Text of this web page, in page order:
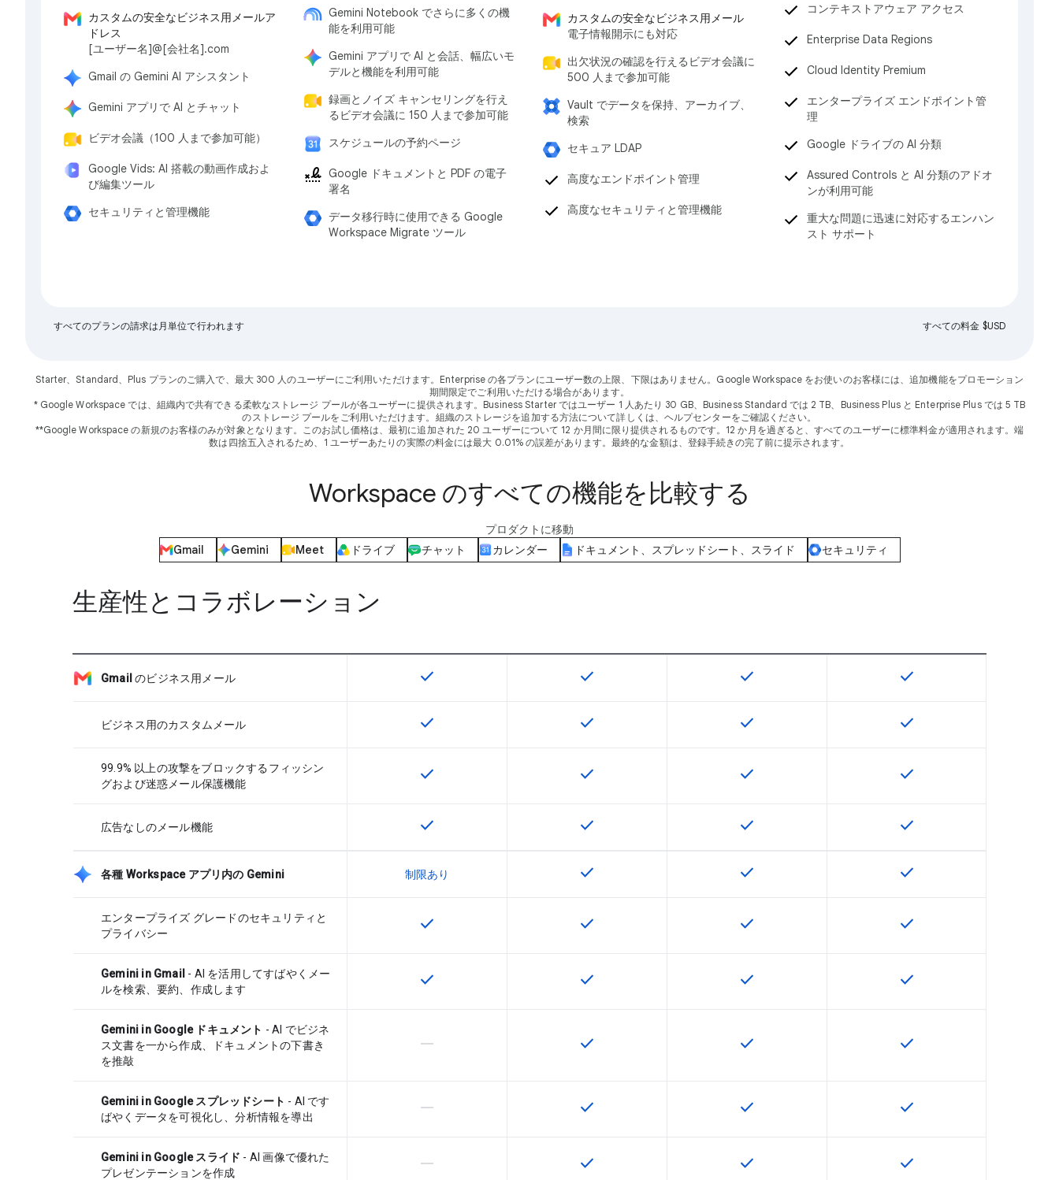
カスタムの安全なビジネス用メールア
ドレス
[ユーザー名]@[会社名].com
Gmail の Gemini AI アシスタント
Gemini アプリで AI とチャット
ビデオ会議（100 人まで参加可能）
Google Vids: AI 搭載の動画作成およ
び編集ツール
セキュリティと管理機能
Gemini Notebook でさらに多くの機
能を利用可能
Gemini アプリで AI と会話、幅広いモ
デルと機能を利用可能
録画とノイズ キャンセリングを行え
るビデオ会議に 150 人まで参加可能
スケジュールの予約ページ
Google ドキュメントと PDF の電子
署名
データ移行時に使用できる Google
Workspace Migrate ツール
カスタムの安全なビジネス用メール
電子情報開示にも対応
出欠状況の確認を行えるビデオ会議に
500 人まで参加可能
Vault でデータを保持、アーカイブ、
検索
セキュア LDAP
高度なエンドポイント管理
高度なセキュリティと管理機能
コンテキストアウェア アクセス
Enterprise Data Regions
Cloud Identity Premium
エンタープライズ エンドポイント管
理
Google ドライブの AI 分類
Assured Controls と AI 分類のアドオ
ンが利用可能
重大な問題に迅速に対応するエンハン
スト サポート
すべてのプランの請求は月単位で行われます すべての料金 $USD
Starter、Standard、Plus プランのご購入で、最大 300 人のユーザーにご利用いただけます。Enterprise の各プランにユーザー数の上限、下限はありません。Google Workspace をお使いのお客様には、追加機能をプロモーション
期間限定でご利用いただける場合があります。
* Google Workspace では、組織内で共有できる柔軟なストレージ プールが各ユーザーに提供されます。Business Starter ではユーザー 1 人あたり 30 GB、Business Standard では 2 TB、Business Plus と Enterprise Plus では 5 TB
のストレージ プールをご利用いただけます。組織のストレージを追加する方法について詳しくは、ヘルプセンターをご確認ください。
**Google Workspace の新規のお客様のみが対象となります。このお試し価格は、最初に追加された 20 ユーザーについて 12 か月間に限り提供されるものです。12 か月を過ぎると、すべてのユーザーに標準料金が適用されます。端
数は四捨五入されるため、1 ユーザーあたりの実際の料金には最大 0.01% の誤差があります。最終的な金額は、登録手続きの完了前に提示されます。
Workspace のすべての機能を比較する
プロダクトに移動
Gmail
Gemini Meet ドライブ チャット カレンダー ドキュメント、スプレッドシート、スライド セキュリティ
生産性とコラボレーション
Gmail のビジネス用メール この機能は該当の SKU で利用できます
check この機能は該当の SKU で利用できます
check この機能は該当の SKU で利用できます
check この機能は該当の SKU で利
check
ビジネス用のカスタムメール この機能は該当の SKU で利用できます
check この機能は該当の SKU で利用できます
check この機能は該当の SKU で利用できます
check この機能は該当の SKU で利
check
99.9% 以上の攻撃をブロックするフィッシン
グおよび迷惑メール保護機能
この機能は該当の SKU で利用できます
check この機能は該当の SKU で利用できます
check この機能は該当の SKU で利用できます
check この機能は該当の SKU で利
check
広告なしのメール機能 この機能は該当の SKU で利用できます
check この機能は該当の SKU で利用できます
check この機能は該当の SKU で利用できます
check この機能は該当の SKU で利
check
各種 Workspace アプリ内の Gemini 制限あり この機能は該当の SKU で利用できます
check この機能は該当の SKU で利用できます
check この機能は該当の SKU で利
check
エンタープライズ グレードのセキュリティと
プライバシー
この機能は該当の SKU で利用できます
check この機能は該当の SKU で利用できます
check この機能は該当の SKU で利用できます
check この機能は該当の SKU で利
check
Gemini in Gmail - AI を活用してすばやくメー
ルを検索、要約、作成します
この機能は該当の SKU で利用できます
check この機能は該当の SKU で利用できます
check この機能は該当の SKU で利用できます
check この機能は該当の SKU で利
check
Gemini in Google ドキュメント - AI でビジネ
ス文書を一から作成、ドキュメントの下書き
を推敲
この機能は該当の SKU でサポートされていません
horizontal_rule この機能は該当の SKU で利用できます
check この機能は該当の SKU で利用できます
check この機能は該当の SKU で利
check
Gemini in Google スプレッドシート - AI です
ばやくデータを可視化し、分析情報を導出
この機能は該当の SKU でサポートされていません
horizontal_rule この機能は該当の SKU で利用できます
check この機能は該当の SKU で利用できます
check この機能は該当の SKU で利
check
Gemini in Google スライド - AI 画像で優れた
プレゼンテーションを作成
この機能は該当の SKU でサポートされていません
horizontal_rule この機能は該当の SKU で利用できます
check この機能は該当の SKU で利用できます
check この機能は該当の SKU で利
check